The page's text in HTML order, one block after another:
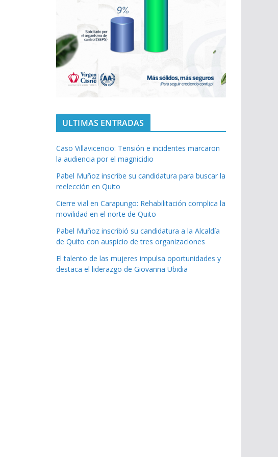
ULTIMAS ENTRADAS
Caso Villavicencio: Tensión e incidentes marcaron
la audiencia por el magnicidio
Pabel Muñoz inscribe su candidatura para buscar la
reelección en Quito
Cierre vial en Carapungo: Rehabilitación complica la
movilidad en el norte de Quito
Pabel Muñoz inscribió su candidatura a la Alcaldía
de Quito con auspicio de tres organizaciones
El talento de las mujeres impulsa oportunidades y
destaca el liderazgo de Giovanna Ubidia